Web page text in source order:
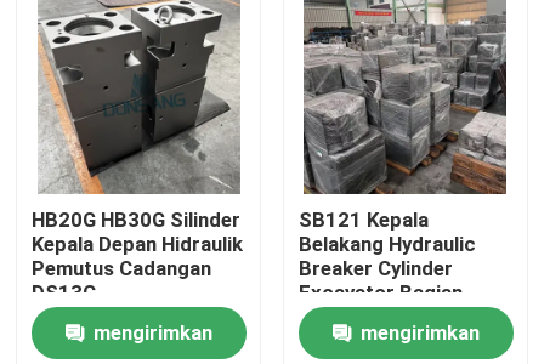
Produk
Tampilan VR
Tentang kami
Tur Pabrik
Kontrol kualitas
HB20G HB30G Silinder
Kepala Depan Hidraulik
Pemutus Cadangan
DS13C
mengirimkan
SB121 Kepala
Belakang Hydraulic
Breaker Cylinder
Excavator Bagian
Hammer Rock
Hydraulic DS13C
mengirimkan